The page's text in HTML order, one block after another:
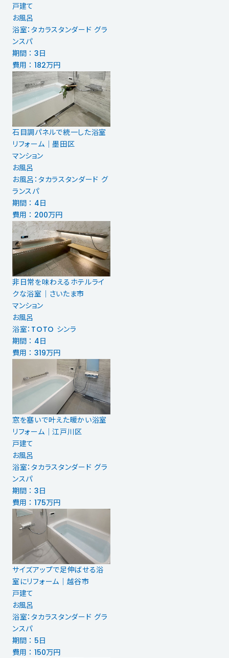
戸建て
お風呂
浴室：タカラスタンダード グラ
ンスパ
期間 ： 3日
費用 ： 182万円
石目調パネルで統一した浴室
リフォーム｜墨田区
マンション
お風呂
お風呂：タカラスタンダード グ
ランスパ
期間 ： 4日
費用 ： 200万円
非日常を味わえるホテルライ
クな浴室｜さいたま市
マンション
お風呂
浴室：TOTO シンラ
期間 ： 4日
費用 ： 319万円
窓を塞いで叶えた暖かい浴室
リフォーム｜江戸川区
戸建て
お風呂
浴室：タカラスタンダード グラ
ンスパ
期間 ： 3日
費用 ： 175万円
サイズアップで足伸ばせる浴
室にリフォーム｜越谷市
戸建て
お風呂
浴室：タカラスタンダード グラ
ンスパ
期間 ： 5日
費用 ： 150万円